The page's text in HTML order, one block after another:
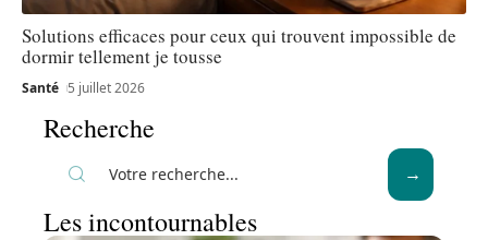
Solutions efficaces pour ceux qui trouvent impossible de
dormir tellement je tousse
Santé 5 juillet 2026
Recherche
Les incontournables